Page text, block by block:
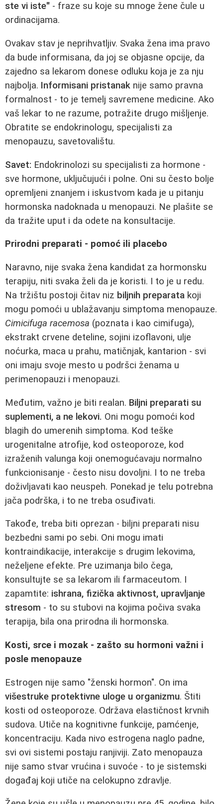
ste vi iste" - fraze su koje su mnoge žene čule u
ordinacijama.
Ovakav stav je neprihvatljiv. Svaka žena ima pravo
da bude informisana, da joj se objasne opcije, da
zajedno sa lekarom donese odluku koja je za nju
najbolja. Informisani pristanak nije samo pravna
formalnost - to je temelj savremene medicine. Ako
vaš lekar to ne razume, potražite drugo mišljenje.
Obratite se endokrinologu, specijalisti za
menopauzu, savetovalištu.
Savet: Endokrinolozi su specijalisti za hormone -
sve hormone, uključujući i polne. Oni su često bolje
opremljeni znanjem i iskustvom kada je u pitanju
hormonska nadoknada u menopauzi. Ne plašite se
da tražite uput i da odete na konsultacije.
Prirodni preparati - pomoć ili placebo
Naravno, nije svaka žena kandidat za hormonsku
terapiju, niti svaka želi da je koristi. I to je u redu.
Na tržištu postoji čitav niz biljnih preparata koji
mogu pomoći u ublažavanju simptoma menopauze.
Cimicifuga racemosa (poznata i kao cimifuga),
ekstrakt crvene deteline, sojini izoflavoni, ulje
noćurka, maca u prahu, matičnjak, kantarion - svi
oni imaju svoje mesto u podršci ženama u
perimenopauzi i menopauzi.
Međutim, važno je biti realan. Biljni preparati su
suplementi, a ne lekovi. Oni mogu pomoći kod
blagih do umerenih simptoma. Kod teške
urogenitalne atrofije, kod osteoporoze, kod
izraženih valunga koji onemogućavaju normalno
funkcionisanje - često nisu dovoljni. I to ne treba
doživljavati kao neuspeh. Ponekad je telu potrebna
jača podrška, i to ne treba osuđivati.
Takođe, treba biti oprezan - biljni preparati nisu
bezbedni sami po sebi. Oni mogu imati
kontraindikacije, interakcije s drugim lekovima,
neželjene efekte. Pre uzimanja bilo čega,
konsultujte se sa lekarom ili farmaceutom. I
zapamtite: ishrana, fizička aktivnost, upravljanje
stresom - to su stubovi na kojima počiva svaka
terapija, bila ona prirodna ili hormonska.
Kosti, srce i mozak - zašto su hormoni važni i
posle menopauze
Estrogen nije samo "ženski hormon". On ima
višestruke protektivne uloge u organizmu. Štiti
kosti od osteoporoze. Održava elastičnost krvnih
sudova. Utiče na kognitivne funkcije, pamćenje,
koncentraciju. Kada nivo estrogena naglo padne,
svi ovi sistemi postaju ranjiviji. Zato menopauza
nije samo stvar vrućina i suvoće - to je sistemski
događaj koji utiče na celokupno zdravlje.